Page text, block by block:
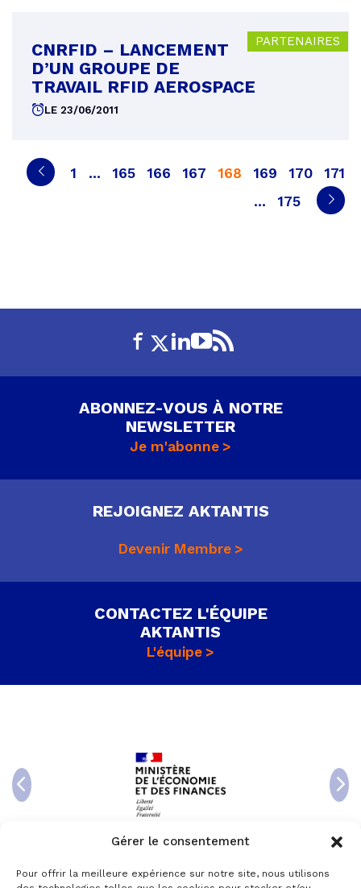
Gérer le consentement
Pour offrir la meilleure expérience sur notre site, nous utilisons
PARTENAIRES
CNRFID – LANCEMENT
D’UN GROUPE DE
TRAVAIL RFID AEROSPACE
LE 23/06/2011
PAGINATION
DES
Page
1 … Page
165 Page
166 Page
167 Page
168 Page
169 Page
170 Page
171
…
Page
175
ABONNEZ-VOUS À NOTRE
NEWSLETTER
Je m'abonne
REJOIGNEZ AKTANTIS
Devenir Membre
CONTACTEZ L'ÉQUIPE
AKTANTIS
L'équipe